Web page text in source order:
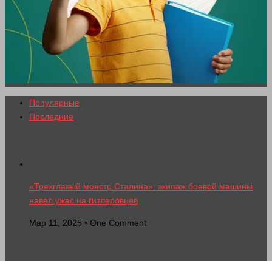
Популярные
Последние
«Трехглавый монстр Сталина»: экипаж боевой машины
навел ужас на гитлеровцев
Мар 11, 2025 • One Comment